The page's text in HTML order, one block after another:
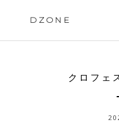
DZONE
クロフェ